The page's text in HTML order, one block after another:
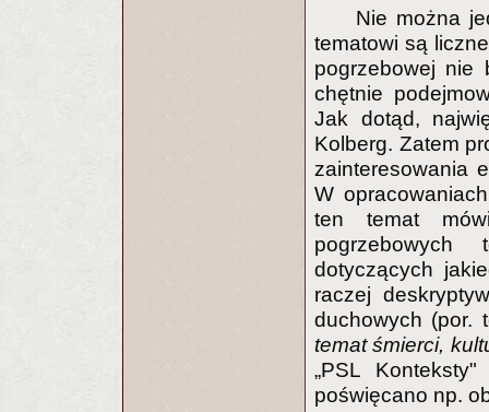
Nie można
tematowi są
pogrzebowej nie
chętnie
Jak dotąd,
Kolberg. Zatem
zainteresowania
W
ten temat
dotyczących
raczej
duchowych (por.
temat śmierci,
„PSL
poświęcano np.